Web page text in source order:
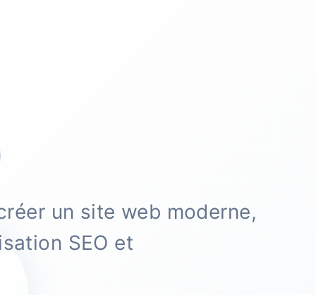
un site web moderne,
SEO et